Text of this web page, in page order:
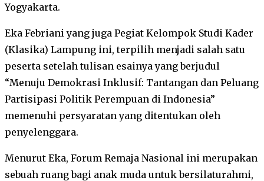
Yogyakarta.
Eka Febriani yang juga Pegiat Kelompok Studi Kader
(Klasika) Lampung ini, terpilih menjadi salah satu
peserta setelah tulisan esainya yang berjudul
“Menuju Demokrasi Inklusif: Tantangan dan Peluang
Partisipasi Politik Perempuan di Indonesia”
memenuhi persyaratan yang ditentukan oleh
penyelenggara.
Menurut Eka, Forum Remaja Nasional ini merupakan
sebuah ruang bagi anak muda untuk bersilaturahmi,